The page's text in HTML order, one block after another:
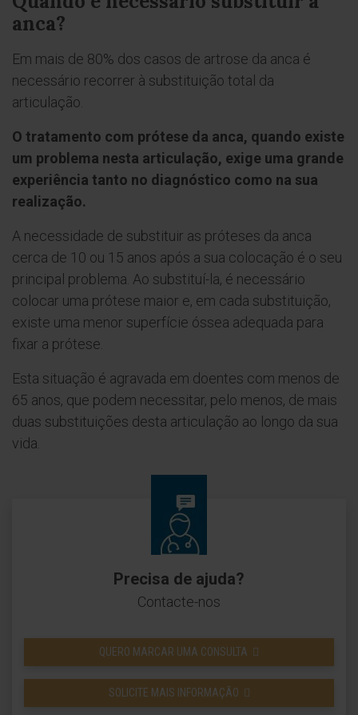
anca?
Em mais de 80% dos casos de artrose da anca é
necessário recorrer à substituição total da
articulação.
O tratamento com prótese da anca, quando existe
um problema nesta articulação, exige uma grande
experiência tanto no diagnóstico como na sua
realização.
A necessidade de substituir as próteses da anca
cerca de 10 ou 15 anos após a sua colocação é o seu
principal problema. Ao substituí-la, é necessário
colocar uma prótese maior e, em cada substituição,
existe uma menor superfície óssea adequada para
fixar a prótese.
Esta situação é agravada em doentes com menos de
65 anos, que podem necessitar, pelo menos, de mais
duas substituições desta articulação ao longo da sua
vida.
Precisa de ajuda?
Contacte-nos
QUERO MARCAR UMA CONSULTA
SOLICITE MAIS INFORMAÇÃO